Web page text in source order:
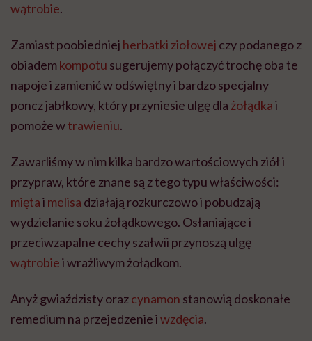
wątrobie.
Zamiast poobiedniej herbatki ziołowej czy podanego z
obiademkompotu sugerujemy połączyć trochę oba te
napoje i zamienić w odświętny i bardzo specjalny
poncz jabłkowy, który przyniesie ulgę dla żołądkai
pomoże wtrawieniu.
Zawarliśmy w nim kilka bardzo wartościowych ziół i
przypraw, które znane są z tego typu właściwości:
miętai melisa działają rozkurczowo i pobudzają
wydzielanie soku żołądkowego. Osłaniające i
przeciwzapalne cechy szałwii przynoszą ulgę
wątrobiei wrażliwym żołądkom.
Anyż gwiaździsty orazcynamon stanowią doskonałe
remedium na przejedzenie iwzdęcia.